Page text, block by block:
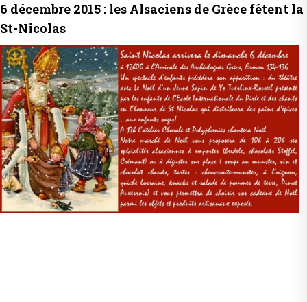
6 décembre 2015 : les Alsaciens de Grèce fêtent la
St-Nicolas